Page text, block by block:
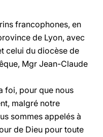
francophones, en
de Lyon, avec
celui du diocèse de
Mgr Jean-Claude
foi, pour que nous
malgré notre
sommes appelés à
de Dieu pour toute